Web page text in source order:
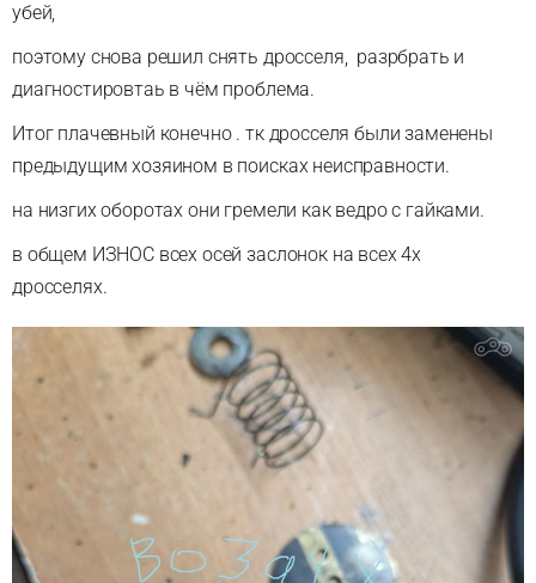
убей,
поэтому снова решил снять дросселя, разрбрать и
диагностировтаь в чём проблема.
Итог плачевный конечно . тк дросселя были заменены
предыдущим хозяином в поисках неисправности.
на низгих оборотах они гремели как ведро с гайками.
в общем ИЗНОС всех осей заслонок на всех 4х
дросселях.